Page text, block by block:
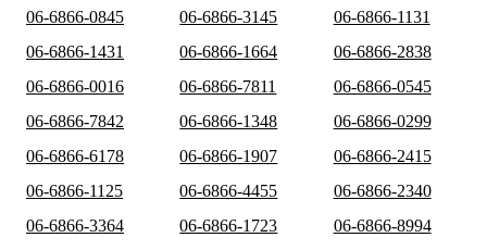
06-6866-0845
06-6866-3145
06-6866-1131
06-6866-1431
06-6866-1664
06-6866-2838
06-6866-0016
06-6866-7811
06-6866-0545
06-6866-7842
06-6866-1348
06-6866-0299
06-6866-6178
06-6866-1907
06-6866-2415
06-6866-1125
06-6866-4455
06-6866-2340
06-6866-3364
06-6866-1723
06-6866-8994